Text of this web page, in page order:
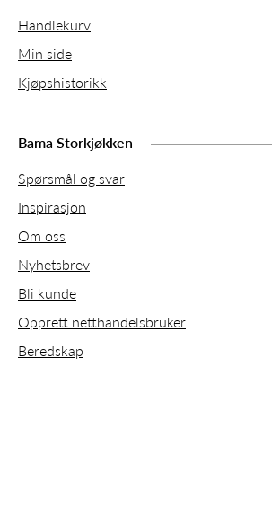
Handlekurv
Min side
Kjøpshistorikk
Bama Storkjøkken
Spørsmål og svar
Inspirasjon
Om oss
Nyhetsbrev
Bli kunde
Opprett netthandelsbruker
Beredskap